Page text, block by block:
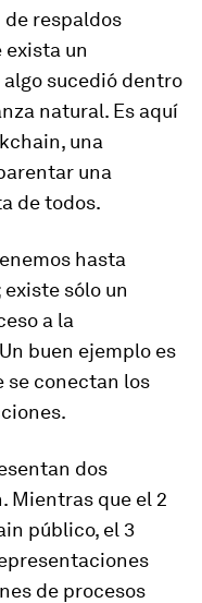
respaldos
exista un
sucedió dentro
natural. Es aquí
, una
una
de todos.
hasta
sólo un
a la
buen ejemplo es
se conectan los
dos
. Mientras que el 2
público, el 3
de procesos